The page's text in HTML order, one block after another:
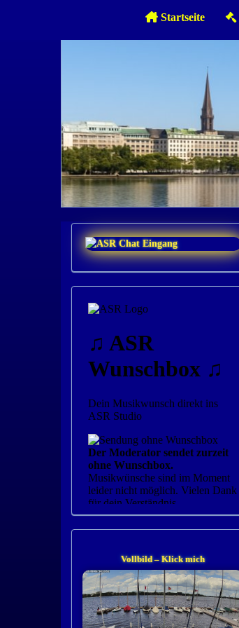
Startseite
Vollbild – Klick mich